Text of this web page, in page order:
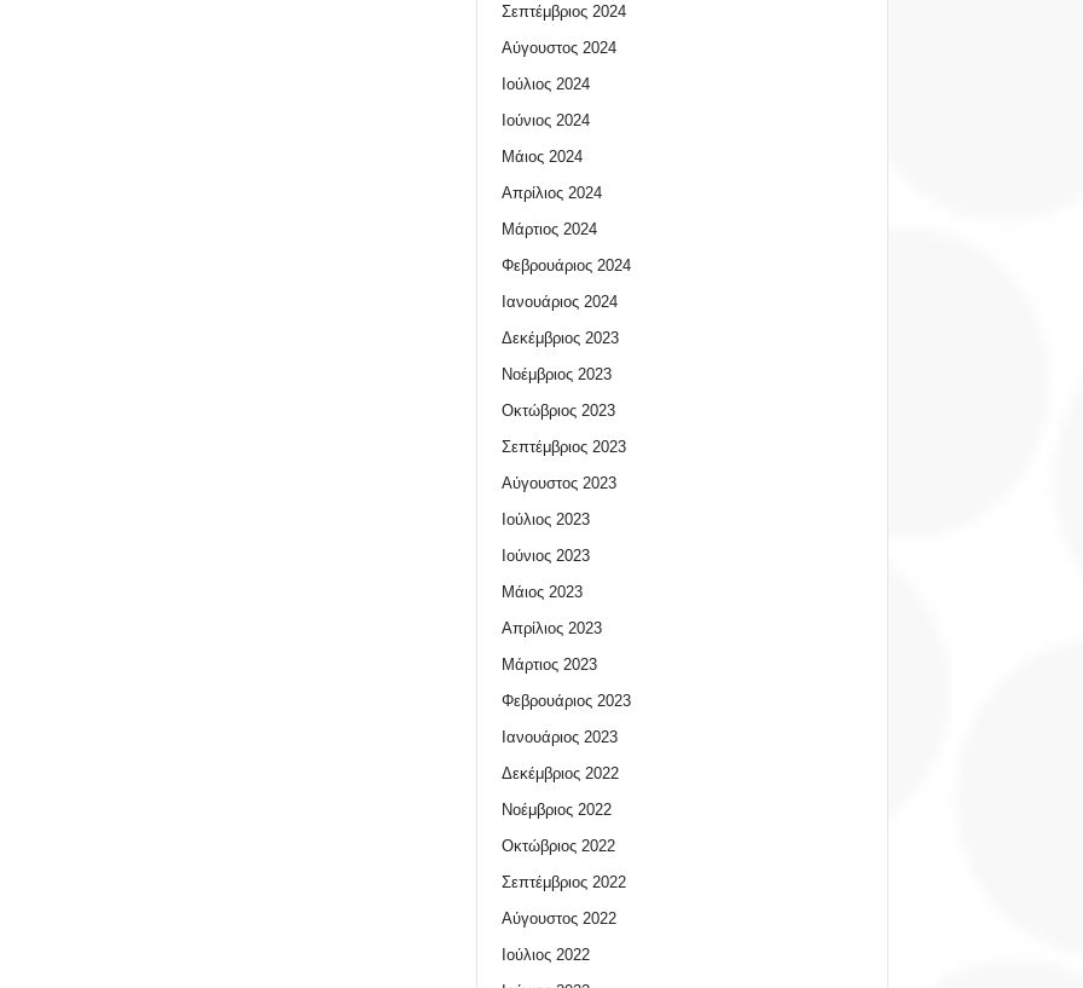
Σεπτέμβριος 2024
Αύγουστος 2024
Ιούλιος 2024
Ιούνιος 2024
Μάιος 2024
Απρίλιος 2024
Μάρτιος 2024
Φεβρουάριος 2024
Ιανουάριος 2024
Δεκέμβριος 2023
Νοέμβριος 2023
Οκτώβριος 2023
Σεπτέμβριος 2023
Αύγουστος 2023
Ιούλιος 2023
Ιούνιος 2023
Μάιος 2023
Απρίλιος 2023
Μάρτιος 2023
Φεβρουάριος 2023
Ιανουάριος 2023
Δεκέμβριος 2022
Νοέμβριος 2022
Οκτώβριος 2022
Σεπτέμβριος 2022
Αύγουστος 2022
Ιούλιος 2022